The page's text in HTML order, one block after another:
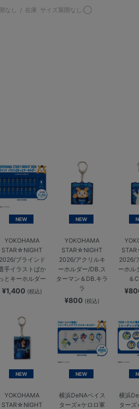
なし / 在庫 サイズ展開なし:◯
NEW
YOKOHAMA
STAR☆NIGHT
2026/ブラインド
手イラストぱか
とキーホルダー
¥1,400 (税込)
NEW
YOKOHAMA
STAR☆NIGHT
2026/アクリルキ
ーホルダー/DB.ス
ターマン＆DB.キラ
ラ
¥800 (税込)
2026/
ーホル
＆
NEW
YOKOHAMA
STAR☆NIGHT
NEW
横浜DeNAベイス
ターズ×ケロロ軍
横浜
ター